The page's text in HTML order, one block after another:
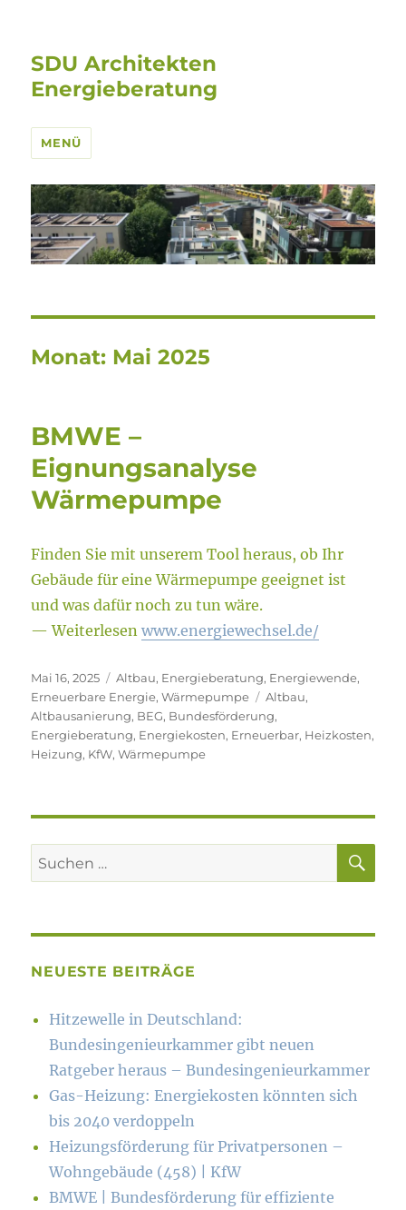
SDU Architekten
Energieberatung
MENÜ
Monat: Mai 2025
BMWE –
Eignungsanalyse
Wärmepumpe
Finden Sie mit unserem Tool heraus, ob Ihr
Gebäude für eine Wärmepumpe geeignet ist
und was dafür noch zu tun wäre.
— Weiterlesenwww.energiewechsel.de/
Veröffentlicht
am
Mai 16, 2025 Kategorien
Altbau, Energieberatung, Energiewende,
Erneuerbare Energie,Wärmepumpe Schlagwörter
Altbau,
Altbausanierung, BEG, Bundesförderung,
Energieberatung, Energiekosten, Erneuerbar, Heizkosten,
Heizung, KfW,Wärmepumpe
Suchen
nach:
NEUESTE BEITRÄGE
Hitzewelle in Deutschland:
Bundesingenieurkammer gibt neuen
Ratgeber heraus – Bundesingenieurkammer
Gas-Heizung: Energiekosten könn­ten sich
bis 2040 verdoppeln
Heizungsförderung für Privatpersonen –
Wohngebäude (458) | KfW
BMWE | Bundesförderung für effiziente